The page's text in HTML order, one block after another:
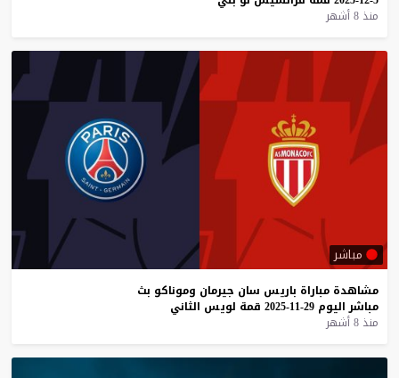
منذ 8 أشهر
مباشر
مشاهدة مباراة باريس سان جيرمان وموناكو بث
مباشر اليوم 29-11-2025 قمة لويس الثاني
منذ 8 أشهر